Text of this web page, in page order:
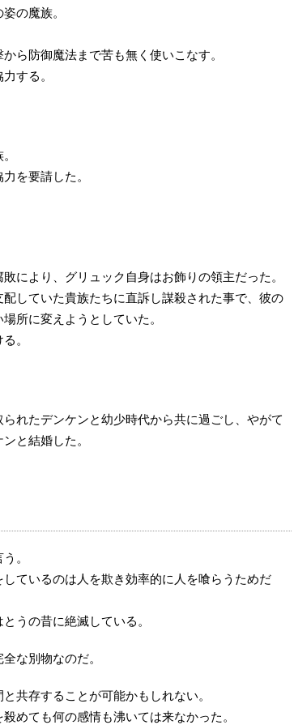
の魔族。
ら防御魔法まで苦も無く使いこなす。
する。
を要請した。
により、グリュック自身はお飾りの領主だった。
していた貴族たちに直訴し謀殺された事で、彼の
所に変えようとしていた。
。
れたデンケンと幼少時代から共に過ごし、やがて
と結婚した。
。
ているのは人を欺き効率的に人を喰らうためだ
うの昔に絶滅している。
な別物なのだ。
共存することが可能かもしれない。
めても何の感情も沸いては来なかった。